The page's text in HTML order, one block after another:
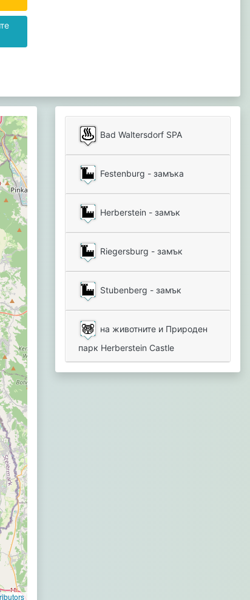
Bad Waltersdorf SPA
Festenburg - замъка
Herberstein - замък
Riegersburg - замък
Stubenberg - замък
на животните и Природен
парк Herberstein Castle